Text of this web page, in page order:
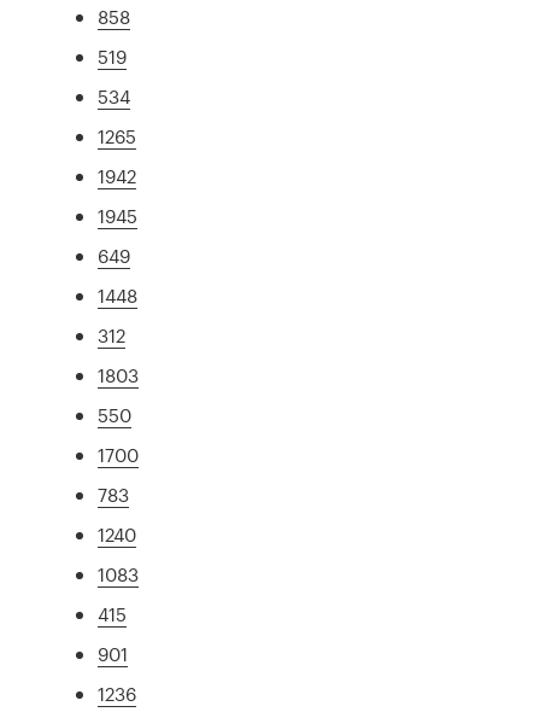
858
519
534
1265
1942
1945
649
1448
312
1803
550
1700
783
1240
1083
415
901
1236